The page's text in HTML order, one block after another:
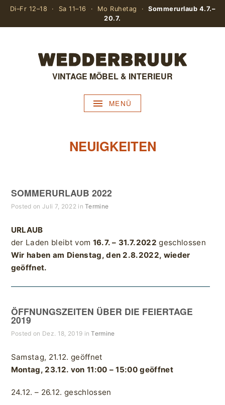
Di–Fr 12–18 · Sa 11–16 · Mo Ruhetag ·Sommerurlaub 4.7.–
20.7.
VINTAGE MÖBEL & INTERIEUR
MENÜ
NEUIGKEITEN
SOMMERURLAUB 2022
Posted on Juli 7, 2022 inTermine
URLAUB
der Laden bleibt vom 16.7. – 31.7.2022geschlossen
Wir haben am Dienstag, den 2.8.2022, wieder
geöffnet.
ÖFFNUNGSZEITEN ÜBER DIE FEIERTAGE
2019
Posted on Dez. 18, 2019 inTermine
Samstag, 21.12. geöffnet
Montag, 23.12. von 11:00 – 15:00 geöffnet
24.12. – 26.12. geschlossen